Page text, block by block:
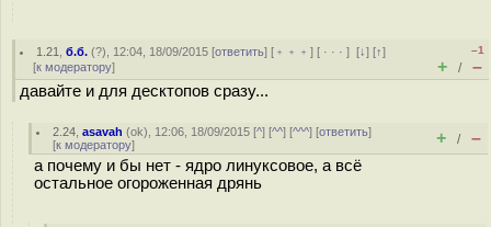
1.21 ,б.б. (?), 12:04, 18/09/2015 [ответить] [ ﹢﹢﹢] [ · · ·][↓] [↑]
[к модератору]
–1
+ / –
давайте и для десктопов сразу...
2.24 ,asavah (ok), 12:06, 18/09/2015 [^] [^^] [^^^] [ответить]
[к модератору] + / –
а почему и бы нет - ядро линуксовое, а всё
остальное огороженная дрянь